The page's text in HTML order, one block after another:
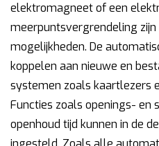
elektromagneet of een
meerpuntsvergrendeling
mogelijkheden. De
koppelen aan nieuwe en
systemen zoals kaartlezers
Functies zoals openings- en
openhoud tijd kunnen in de